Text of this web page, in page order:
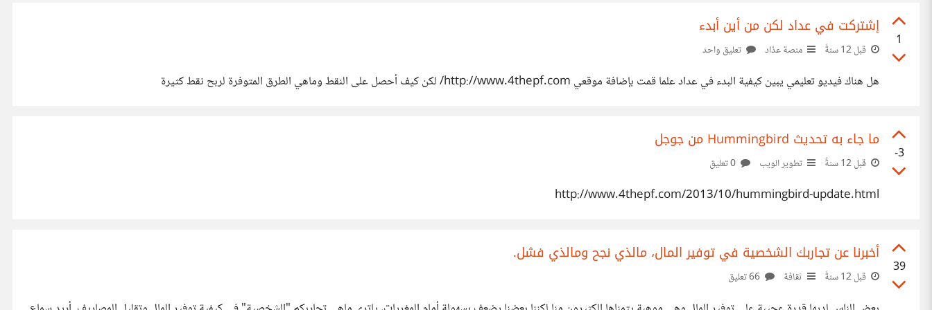
1
إشتركت في عداد لكن من أين أبدء
قبل 12 سنةً منصة عدّاد تعليق واحد
هل هناك فيديو تعليمي يبين كيفية البدء في عداد علما قمت بإضافة موقعي http://www.4thepf.com/ لكن كيف أحصل على النقط وماهي الطرق المتوفرة لربح نقط كثيرة
-3
ما جاء به تحديث Hummingbird من جوجل
قبل 12 سنةً تطوير الويب
http://www.4thepf.com/2013/10/hummingbird-update.html
39
أخبرنا عن تجاربك الشخصية في توفير المال، مالذي نجح ومالذي فشل.
قبل 12 سنةً ثقافة